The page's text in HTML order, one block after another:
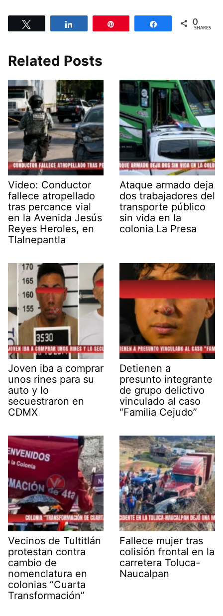
Share 0
SHARES
Related Posts
Video: Conductor
fallece atropellado
tras percance vial
en la Avenida Jesús
Reyes Heroles, en
Tlalnepantla
Ataque armado deja
dos trabajadores del
transporte público
sin vida en la
colonia La Presa
Joven iba a comprar
unos rines para su
auto y lo
secuestraron en
CDMX
Detienen a
presunto integrante
de grupo delictivo
vinculado al caso
“Familia Cejudo”
Vecinos de Tultitlán
protestan contra
cambio de
nomenclatura en
colonias “Cuarta
Transformación”
Fallece mujer tras
colisión frontal en la
carretera Toluca-
Naucalpan